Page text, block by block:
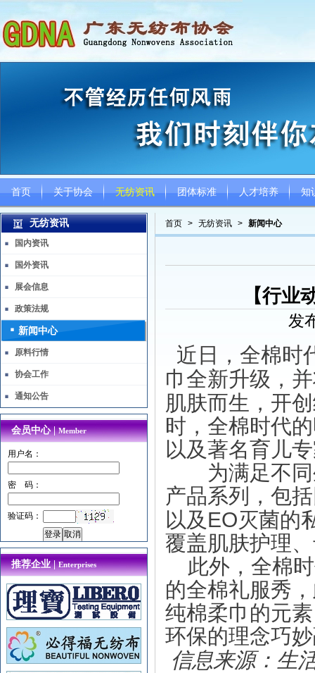
首页 关于协会 无纺资讯 团体标准 人才培养 知
首页 > 无纺资讯 > 新闻中心
【行业
发
近日，全棉时
巾全新升级，
肌肤而生，开
时，全棉时代
以及著名育儿
为满足不同
产品系列，包
以及 EO灭菌的
覆盖肌肤护理
此外，全棉
的全棉礼服秀
纯棉柔巾的元
环保的理念巧
信息来源：生
无纺资讯
国内资讯
国外资讯
展会信息
政策法规
新闻中心
原料行情
协会工作
通知公告
会员中心 |Member
用户名：
密 码：
验证码：
推荐企业 |Enterprises